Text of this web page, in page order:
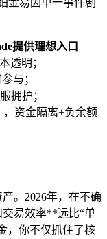
金易因单一事件剧
提供理想入口
透明；
与；
拥护；
，资金隔离+负余额
。2026年，在不确
易效率**远比“单
，你不仅抓住了核